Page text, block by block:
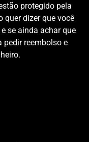
protegido pela
quer dizer que você
se ainda achar que
pedir reembolso e